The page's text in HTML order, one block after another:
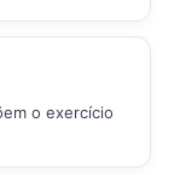
o exercício